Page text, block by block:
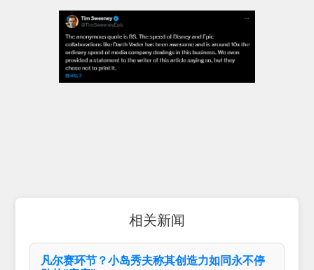
相关新闻
凡尔赛环节？小岛秀夫称其创造力如同永不停